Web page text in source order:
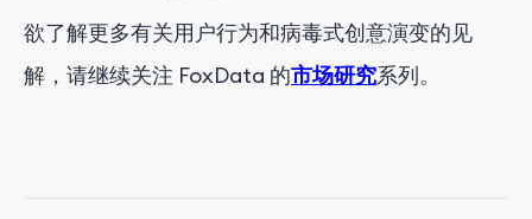
欲了解更多有关用户行为和病毒式创意演变的见
解，请继续关注 FoxData 的市场研究系列。